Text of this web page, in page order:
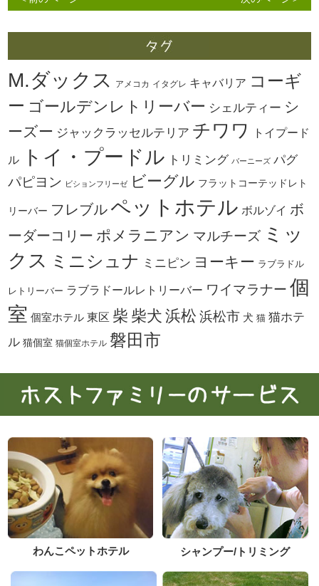
M.ダックス アメコカ イタグレ キャバリア コーギ
ー ゴールデンレトリーバー シェルティー シ
ーズー ジャックラッセルテリア チワワ トイプード
ル トイ・プードル トリミング バーニーズ パグ
パピヨン ビションフリーゼ ビーグル フラットコーテッドレト
リーバー フレブル ペットホテル ボルゾイ ボ
ーダーコリー ポメラニアン マルチーズ ミッ
クス ミニシュナ ミニピン ヨーキー ラブラドル
レトリーバー ラブラドールレトリーバー ワイマラナー 個
室 個室ホテル 東区 柴 柴犬 浜松 浜松市 犬 猫 猫ホテ
ル 猫個室 猫個室ホテル 磐田市
わんこペットホテル シャンプー/トリミング